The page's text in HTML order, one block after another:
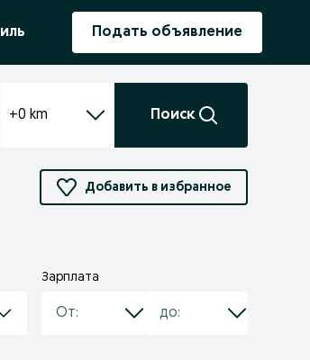
Подать объявление
+0 km Поиск
Добавить в избранное
Зарплата